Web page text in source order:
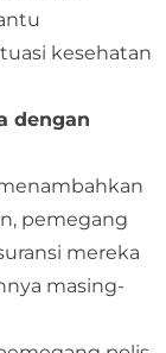
kesehatan
dengan
pemegang
mereka
masing-